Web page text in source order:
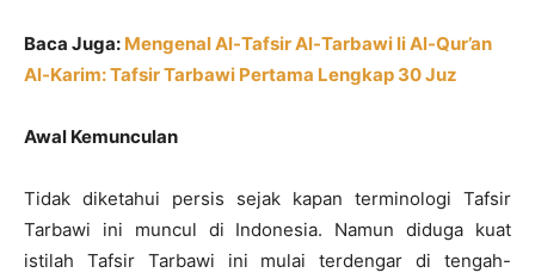
Baca Juga: Mengenal Al-Tafsir Al-Tarbawi li Al-Qur’an
Al-Karim: Tafsir Tarbawi Pertama Lengkap 30 Juz
Awal Kemunculan
Tidak diketahui persis sejak kapan terminologi Tafsir
Tarbawi ini muncul di Indonesia. Namun diduga kuat
istilah Tafsir Tarbawi ini mulai terdengar di tengah-